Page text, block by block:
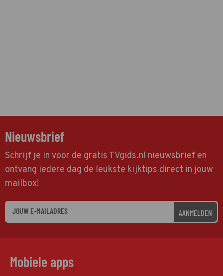
Nieuwsbrief
Schrijf je in voor de gratis TVgids.nl nieuwsbrief en
ontvang iedere dag de leukste kijktips direct in jouw
mailbox!
AANMELDEN
Mobiele apps